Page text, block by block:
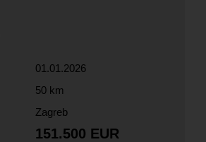
01.01.2026
50 km
Zagreb
151.500 EUR